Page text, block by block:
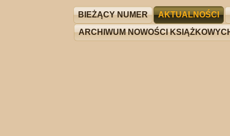
BIEŻĄCY NUMER AKTUALNOŚCI
ARCHIWUM NOWOŚCI